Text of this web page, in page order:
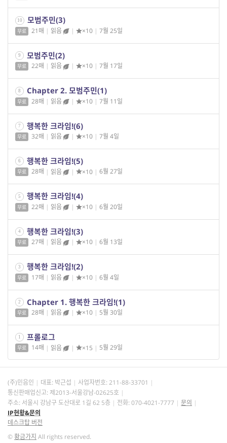
10 모범주민(3)
무료 21매 | 읽음 | ×10 | 7월 25일
9 모범주민(2)
무료 22매 | 읽음 | ×10 | 7월 17일
8 Chapter 2. 모범주민(1)
무료 28매 | 읽음 | ×10 | 7월 11일
7 행복한 크라임!(6)
무료 32매 | 읽음 | ×10 | 7월 4일
6 행복한 크라임!(5)
무료 28매 | 읽음 | ×10 | 6월 27일
5 행복한 크라임!(4)
무료 22매 | 읽음 | ×10 | 6월 20일
4 행복한 크라임!(3)
무료 27매 | 읽음 | ×10 | 6월 13일
3 행복한 크라임!(2)
무료 17매 | 읽음 | ×10 | 6월 4일
2 Chapter 1. 행복한 크라임!(1)
무료 28매 | 읽음 | ×10 | 5월 30일
1 프롤로그
무료 14매 | 읽음 | ×15 | 5월 29일
(주)민음인 대표: 박근섭 사업자번호: 211-88-33701
통신판매업신고: 제2013-서울강남-02625호
주소: 서울시 강남구 도산대로 1길 62 5층
전화: 070-4021-7777
문의
IP현황&문의
데스크탑 버전
©황금가지 All rights reserved.